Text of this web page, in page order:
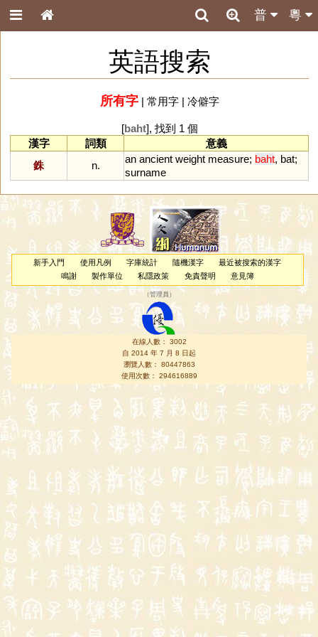
粵
普
英語搜索
所有字| 常用字| 冷僻字
[baht], 找到 1 個
漢字
詞類
意義
銖
n.
an ancient weight measure; baht, bat;
surname
新手入門 使用凡例 字庫統計 隨機漢字
最近被搜索的漢字
鳴謝
製作單位 私隱政策 免責聲明 意見簿
（管理員 ）
在線人數： 3002
自 2014 年 7 月 8 日起
瀏覽人數： 80447863
使用次數： 294616889